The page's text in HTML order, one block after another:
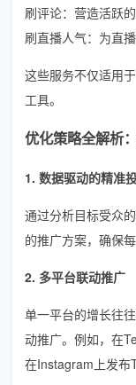
刷评论：营造活跃
刷直播人气：为直
这些服务不仅适用
工具。
优化策略全解析
1. 数据驱动的精准
通过分析目标受众
的推广方案，确保
2. 多平台联动推广
单一平台的增长往
动推广。例如，在
在Instagram上发布